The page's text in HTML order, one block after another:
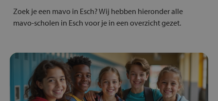
Zoek je een mavo in Esch? Wij hebben hieronder alle
mavo-scholen in Esch voor je in een overzicht gezet.